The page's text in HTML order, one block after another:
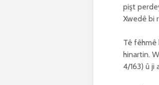
pişt
Xwedê bi
Tê fêhmê
hinartin.
4/163) û ji